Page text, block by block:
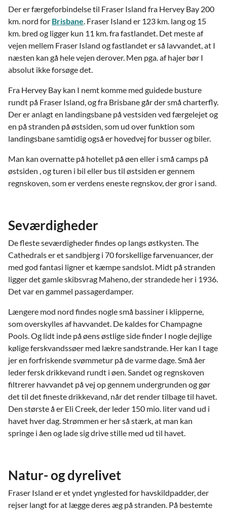
Der er færgeforbindelse til Fraser Island fra Hervey Bay 200
km. nord for Brisbane. Fraser Island er 123 km. lang og 15
km. bred og ligger kun 11 km. fra fastlandet. Det meste af
vejen mellem Fraser Island og fastlandet er så lavvandet, at I
næsten kan gå hele vejen derover. Men pga. af hajer bør I
absolut ikke forsøge det.
Fra Hervey Bay kan I nemt komme med guidede busture
rundt på Fraser Island, og fra Brisbane går der små charterfly.
Der er anlagt en landingsbane på vestsiden ved færgelejet og
en på stranden på østsiden, som ud over funktion som
landingsbane samtidig også er hovedvej for busser og biler.
Man kan overnatte på hotellet på øen eller i små camps på
østsiden , og turen i bil eller bus til østsiden er gennem
regnskoven, som er verdens eneste regnskov, der gror i sand.
Seværdigheder
De fleste seværdigheder findes op langs østkysten. The
Cathedrals er et sandbjerg i 70 forskellige farvenuancer, der
med god fantasi ligner et kæmpe sandslot. Midt på stranden
ligger det gamle skibsvrag Maheno, der strandede her i 1936.
Det var en gammel passagerdamper.
Længere mod nord findes nogle små bassiner i klipperne,
som overskylles af havvandet. De kaldes for Champagne
Pools. Og lidt inde på øens østlige side finder I nogle dejlige
kølige ferskvandssøer med lækre sandstrande. Her kan I tage
jer en forfriskende svømmetur på de varme dage. Små åer
leder fersk drikkevand rundt i øen. Sandet og regnskoven
filtrerer havvandet på vej op gennem undergrunden og gør
det til det fineste drikkevand, når det render tilbage til havet.
Den største å er Eli Creek, der leder 150 mio. liter vand ud i
havet hver dag. Strømmen er her så stærk, at man kan
springe i åen og lade sig drive stille med ud til havet.
Natur- og dyrelivet
Fraser Island er et yndet ynglested for havskildpadder, der
rejser langt for at lægge deres æg på stranden. På bestemte